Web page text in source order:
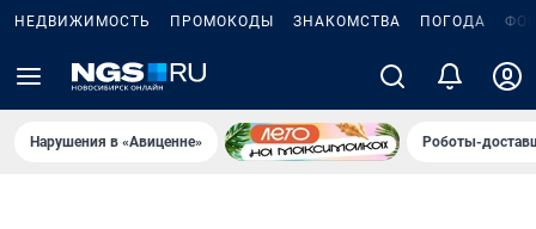
НЕДВИЖИМОСТЬ ПРОМОКОДЫ ЗНАКОМСТВА ПОГОДА
Нарушения в «Авиценне» Роботы-